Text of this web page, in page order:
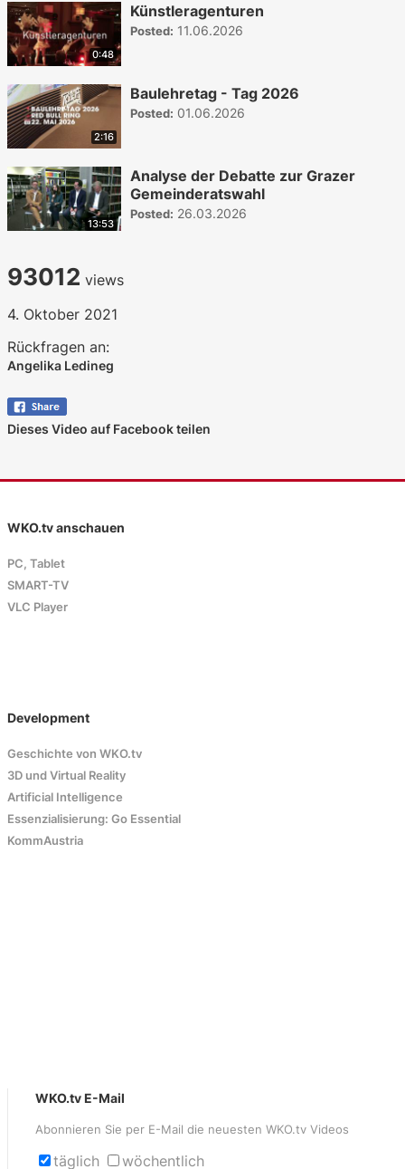
0:48
Künstleragenturen
Posted: 11.06.2026
2:16
Baulehretag - Tag 2026
Posted: 01.06.2026
13:53
Analyse der Debatte zur Grazer
Gemeinderatswahl
Posted: 26.03.2026
93012 views
4. Oktober 2021
Rückfragen an:
Angelika Ledineg
Dieses Video auf Facebook teilen
WKO.tv anschauen
PC, Tablet
SMART-TV
VLC Player
Development
Geschichte von WKO.tv
3D und Virtual Reality
Artificial Intelligence
Essenzialisierung: Go Essential
KommAustria
WKO.tv E-Mail
Abonnieren Sie per E-Mail die neuesten WKO.tv Videos
täglich wöchentlich